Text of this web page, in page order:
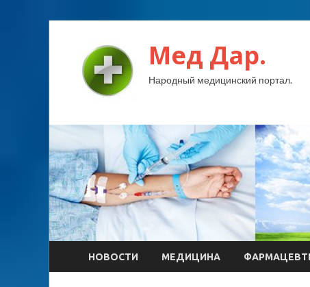
Мед Дар.
Народный медицинский портал.
НОВОСТИ МЕДИЦИНА